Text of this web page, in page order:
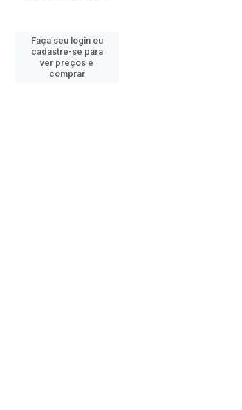
Faça seu login ou
cadastre-se para
ver preços e
comprar